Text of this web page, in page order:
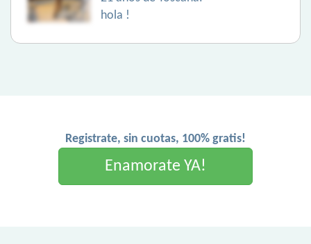
hola !
Registrate, sin cuotas, 100% gratis!
Enamorate YA!